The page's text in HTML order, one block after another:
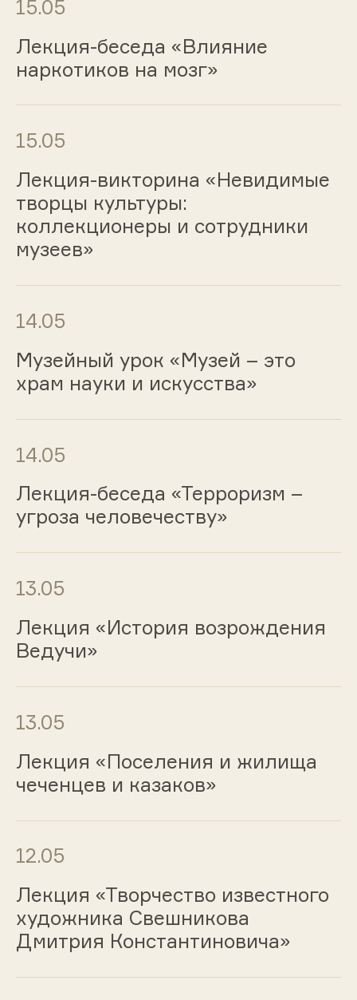
15.05
Лекция-беседа «Влияние
наркотиков на мозг»
15.05
Лекция-викторина «Невидимые
творцы культуры:
коллекционеры и сотрудники
музеев»
14.05
Музейный урок «Музей – это
храм науки и искусства»
14.05
Лекция-беседа «Терроризм –
угроза человечеству»
13.05
Лекция «История возрождения
Ведучи»
13.05
Лекция «Поселения и жилища
чеченцев и казаков»
12.05
Лекция «Творчество известного
художника Свешникова
Дмитрия Константиновича»